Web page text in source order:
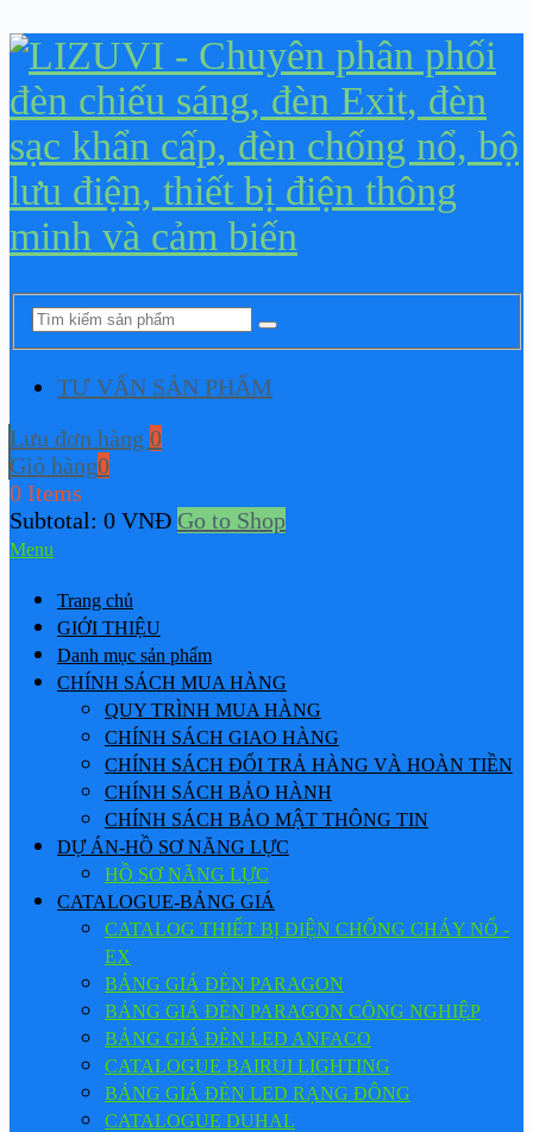
TƯ VẤN SẢN PHẨM
Lưu đơn hàng 0
Giỏ hàng0
0 Items
Subtotal: 0 VNĐ Go to Shop
Menu
Trang chủ
GIỚI THIỆU
Danh mục sản phẩm
CHÍNH SÁCH MUA HÀNG
QUY TRÌNH MUA HÀNG
CHÍNH SÁCH GIAO HÀNG
CHÍNH SÁCH ĐỔI TRẢ HÀNG VÀ HOÀN TIỀN
CHÍNH SÁCH BẢO HÀNH
CHÍNH SÁCH BẢO MẬT THÔNG TIN
DỰ ÁN-HỒ SƠ NĂNG LỰC
HỒ SƠ NĂNG LỰC
CATALOGUE-BẢNG GIÁ
CATALOG THIẾT BỊ ĐIỆN CHỐNG CHÁY NỔ -
EX
BẢNG GIÁ ĐÈN PARAGON
BẢNG GIÁ ĐÈN PARAGON CÔNG NGHIỆP
BẢNG GIÁ ĐÈN LED ANFACO
CATALOGUE BAIRUI LIGHTING
BẢNG GIÁ ĐÈN LED RẠNG ĐÔNG
CATALOGUE DUHAL